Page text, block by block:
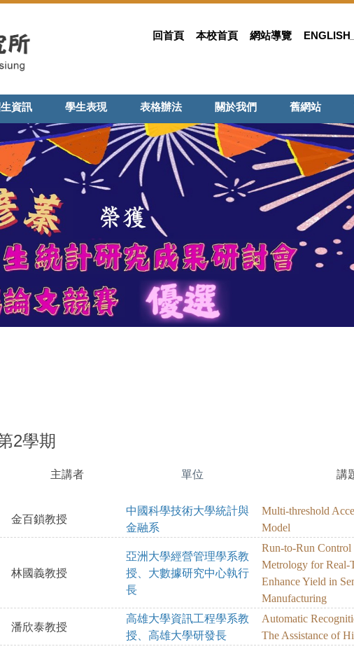
回首頁 本校首頁 網站導覽 ENGLISH
資訊 學生表現 表格辦法 關於我們 舊網站
2學期
主講者
單位
講
金百鎖教授
中國科學技術大學統計與
金融系
Multi-threshold
Model
林國義教授
亞洲大學經營管理學系教
授、大數據研究中心執行
長
Run-to-Run
Metrology for Real-
Enhance Yield in
Manufacturing
潘欣泰教授
高雄大學資訊工程學系教
授、高雄大學研發長
Automatic
The Assistance of